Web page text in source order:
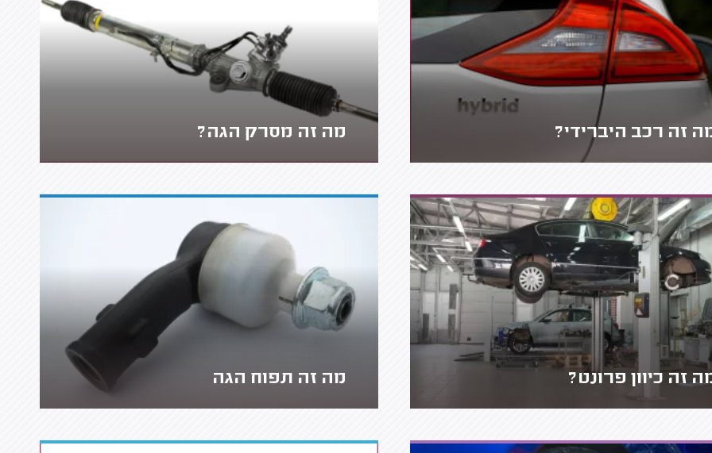
זה רכב היברידי? מה זה מסרק הגה?
זה כיוון פרונט? מה זה תפוח הגה